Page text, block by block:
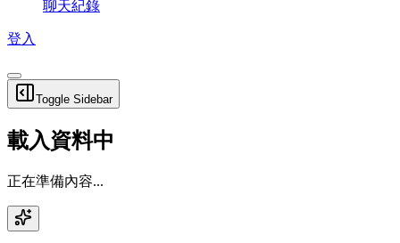
聊天紀錄
登入
Toggle Sidebar
載入資料中
正在準備內容...